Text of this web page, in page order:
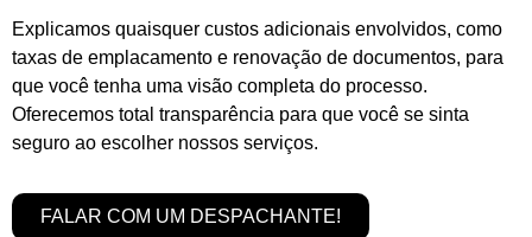
Explicamos quaisquer custos adicionais envolvidos, como
taxas de emplacamento e renovação de documentos, para
que você tenha uma visão completa do processo.
Oferecemos total transparência para que você se sinta
seguro ao escolher nossos serviços.
FALAR COM UM DESPACHANTE!